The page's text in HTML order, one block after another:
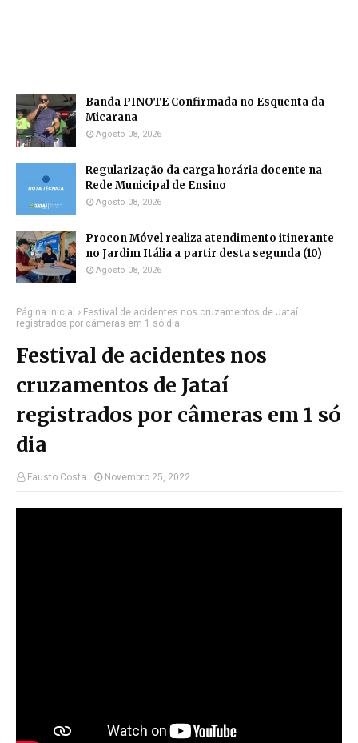
Banda PINOTE Confirmada no Esquenta da
Micarana
Agosto 08, 2026
Regularização da carga horária docente na
Rede Municipal de Ensino
Agosto 08, 2026
Procon Móvel realiza atendimento itinerante
no Jardim Itália a partir desta segunda (10)
Agosto 08, 2026
Página inicial
Festival de acidentes nos cruzamentos de Jataí
registrados por câmeras em 1 só dia
Festival de acidentes nos
cruzamentos de Jataí
registrados por câmeras em 1 só
dia
Fausto Costa Novembro 25, 2022